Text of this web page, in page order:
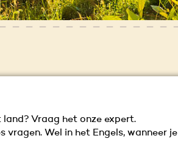
Vraag het onze expert.
Wel in het Engels, wanneer je